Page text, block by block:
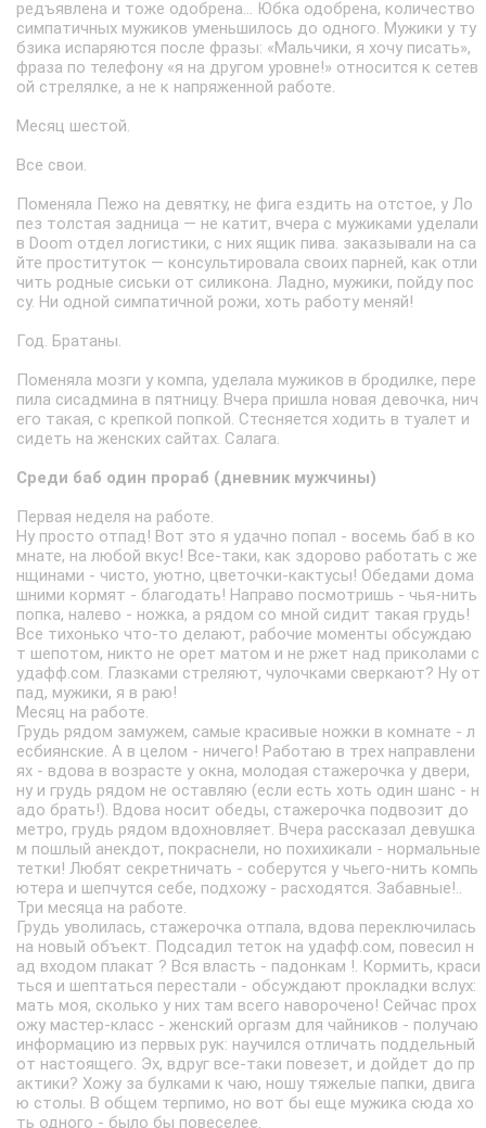
редъявлена и тоже одобрена… Юбка одобрена, количество
симпатичных мужиков уменьшилось до одного. Мужики у ту
бзика испаряются после фразы: «Мальчики, я хочу писать»,
фраза по телефону «я на другом уровне!» относится к сетев
ой стрелялке, а не к напряженной работе.
Месяц шестой.
Все свои.
Поменяла Пежо на девятку, не фига ездить на отстое, у Ло
пез толстая задница — не катит, вчера с мужиками уделали
в Doom отдел логистики, с них ящик пива. заказывали на са
йте проституток — консультировала своих парней, как отли
чить родные сиськи от силикона. Ладно, мужики, пойду пос
су. Hи одной симпатичной рожи, хоть работу меняй!
Год. Братаны.
Поменяла мозги у компа, уделала мужиков в бродилке, пере
пила сисадмина в пятницу. Вчера пришла новая девочка, нич
его такая, с крепкой попкой. Стесняется ходить в туалет и
сидеть на женских сайтах. Салага.
Среди баб один прораб (дневник мужчины)
Первая неделя на работе.
Ну просто отпад! Вот это я удачно попал - восемь баб в ко
мнате, на любой вкус! Все-таки, как здорово работать с же
нщинами - чисто, уютно, цветочки-кактусы! Обедами дома
шними кормят - благодать! Направо посмотришь - чья-нить
попка, налево - ножка, а рядом со мной сидит такая грудь!
Все тихонько что-то делают, рабочие моменты обсуждаю
т шепотом, никто не орет матом и не ржет над приколами с
удафф.сом. Глазками стреляют, чулочками сверкают? Ну от
пад, мужики, я в раю!
Месяц на работе.
Грудь рядом замужем, самые красивые ножки в комнате - л
есбиянские. А в целом - ничего! Работаю в трех направлени
ях - вдова в возрасте у окна, молодая стажерочка у двери,
ну и грудь рядом не оставляю (если есть хоть один шанс - н
адо брать!). Вдова носит обеды, стажерочка подвозит до
метро, грудь рядом вдохновляет. Вчера рассказал девушка
м пошлый анекдот, покраснели, но похихикали - нормальные
тетки! Любят секретничать - соберутся у чьего-нить компь
ютера и шепчутся себе, подхожу - расходятся. Забавные!..
Три месяца на работе.
Грудь уволилась, стажерочка отпала, вдова переключилась
на новый объект. Подсадил теток на удафф.сом, повесил н
ад входом плакат ? Вся власть - падонкам !. Кормить, краси
ться и шептаться перестали - обсуждают прокладки вслух:
мать моя, сколько у них там всего наворочено! Сейчас прох
ожу мастер-класс - женский оргазм для чайников - получаю
информацию из первых рук: научился отличать поддельный
от настоящего. Эх, вдруг все-таки повезет, и дойдет до пр
актики? Хожу за булками к чаю, ношу тяжелые папки, двига
ю столы. В общем терпимо, но вот бы еще мужика сюда хо
ть одного - было бы повеселее.